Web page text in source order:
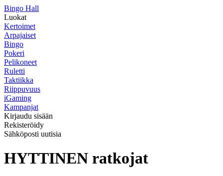
Bingo Hall
Luokat
Kertoimet
Arpajaiset
Bingo
Pokeri
Pelikoneet
Ruletti
Taktiikka
Riippuvuus
iGaming
Kampanjat
Kirjaudu sisään
Rekisteröidy
Sähköposti uutisia
HYTTINEN ratkojat